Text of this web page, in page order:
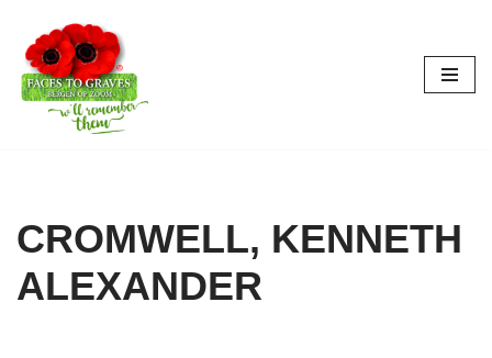
Ga
naar
CROMWELL, KENNETH
ALEXANDER